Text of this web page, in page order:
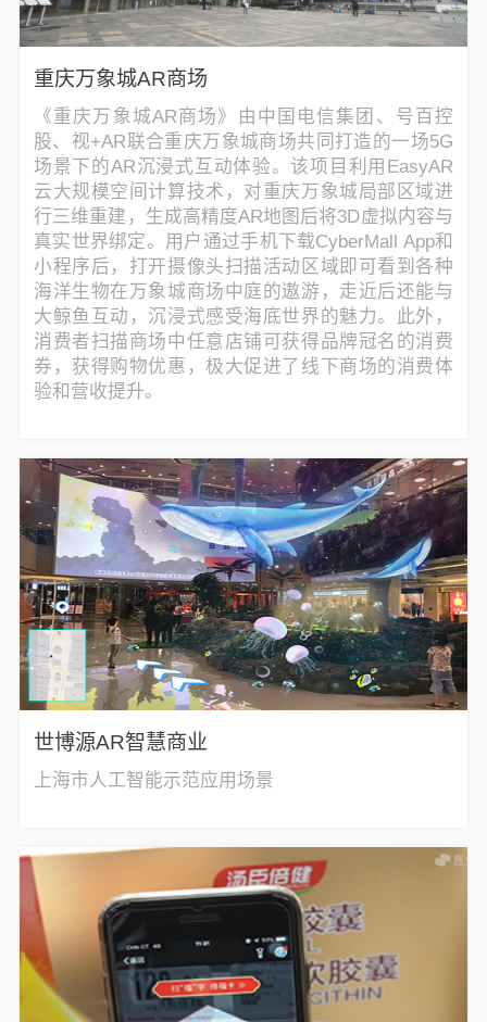
重庆万象城AR商场
《重庆万象城AR商场》由中国电信集团、号百控
股、视+AR联合重庆万象城商场共同打造的一场5G
场景下的AR沉浸式互动体验。该项目利用EasyAR
云大规模空间计算技术，对重庆万象城局部区域进
行三维重建，生成高精度AR地图后将3D虚拟内容与
真实世界绑定。用户通过手机下载CyberMall App和
小程序后，打开摄像头扫描活动区域即可看到各种
海洋生物在万象城商场中庭的遨游，走近后还能与
大鲸鱼互动，沉浸式感受海底世界的魅力。此外，
消费者扫描商场中任意店铺可获得品牌冠名的消费
券，获得购物优惠，极大促进了线下商场的消费体
验和营收提升。
世博源AR智慧商业
上海市人工智能示范应用场景